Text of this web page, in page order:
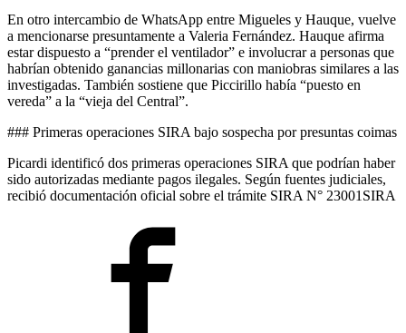
En otro intercambio de WhatsApp entre Migueles y Hauque, vuelve
a mencionarse presuntamente a Valeria Fernández. Hauque afirma
estar dispuesto a “prender el ventilador” e involucrar a personas que
habrían obtenido ganancias millonarias con maniobras similares a las
investigadas. También sostiene que Piccirillo había “puesto en
vereda” a la “vieja del Central”.
### Primeras operaciones SIRA bajo sospecha por presuntas coimas
Picardi identificó dos primeras operaciones SIRA que podrían haber
sido autorizadas mediante pagos ilegales. Según fuentes judiciales,
recibió documentación oficial sobre el trámite SIRA N° 23001SIRA